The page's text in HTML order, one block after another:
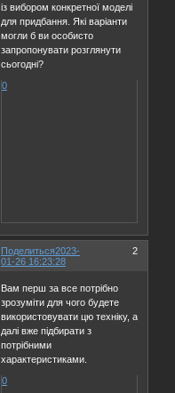
із вибором конкретної моделі
для придбання. Які варіанти
могли б ви особисто
запропонувати розглянути
сьогодні?
0
Поделиться 2
2023-
01-26 16:23:28
Вам перш за все потрібно
зрозуміти для чого будете
використовувати цю техніку, а
далі вже підбирати з
потрібними
характеристиками.
0